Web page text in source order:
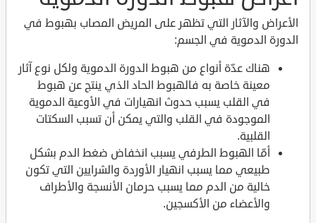
الأعراض والآثار التي تظهر على المريض المصاب بهبوط في
الدورة الدموية في الجسم:
هناك عدّة أنواع من هبوط الدورة الدموية ولكل نوع آثار
معينة خاصة به فالهبوط الحاد الذي ينتج عن هبوط
في القلب يسبب حدوث انهيارات في الأوعية الدموية
الموجودة في القلب والتي يمكن أن تسبب السكتات
القلبية.
أمّا الهبوط الطرفي يسبب انخفاض ضغط الدم بشكل
طبيعي مما يسبب انهيار الأوردة والشرايين التي تكون
خالية من الدم مما يسبب حرمان الأنسجة والأطراف
والأعضاء من الأكسجين.